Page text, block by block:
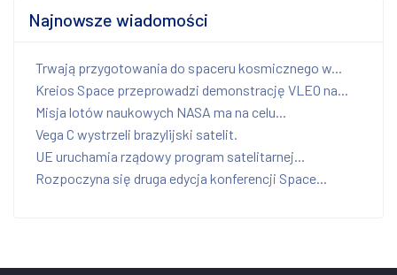
Najnowsze wiadomości
Trwają przygotowania do spaceru kosmicznego w...
Kreios Space przeprowadzi demonstrację VLEO na...
Misja lotów naukowych NASA ma na celu...
Vega C wystrzeli brazylijski satelit.
UE uruchamia rządowy program satelitarnej...
Rozpoczyna się druga edycja konferencji Space...